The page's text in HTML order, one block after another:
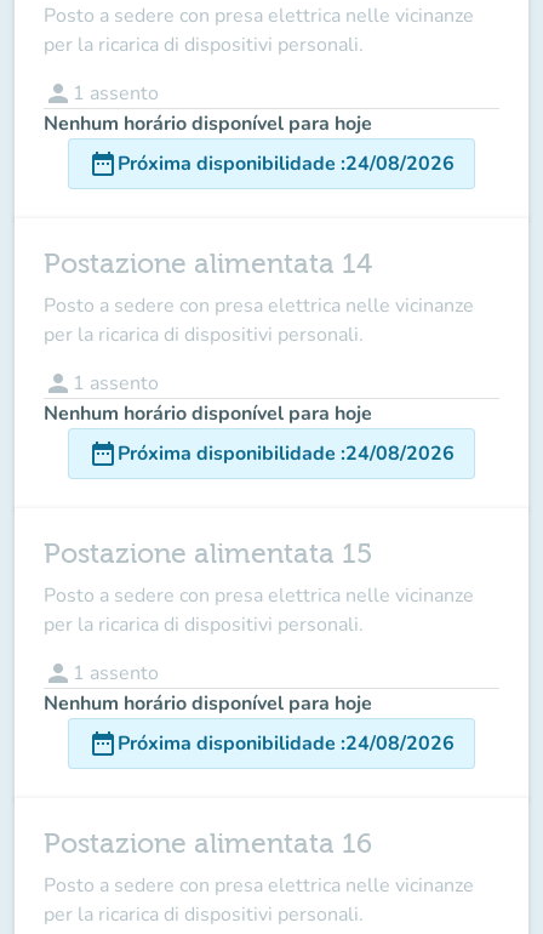
Posto a sedere con presa elettrica nelle vicinanze
per la ricarica di dispositivi personali.
person 1 assento
Nenhum horário disponível para hoje
date_rangePróxima disponibilidade :24/08/2026
Postazione alimentata 14
Posto a sedere con presa elettrica nelle vicinanze
per la ricarica di dispositivi personali.
person 1 assento
Nenhum horário disponível para hoje
date_rangePróxima disponibilidade :24/08/2026
Postazione alimentata 15
Posto a sedere con presa elettrica nelle vicinanze
per la ricarica di dispositivi personali.
person 1 assento
Nenhum horário disponível para hoje
date_rangePróxima disponibilidade :24/08/2026
Postazione alimentata 16
Posto a sedere con presa elettrica nelle vicinanze
per la ricarica di dispositivi personali.